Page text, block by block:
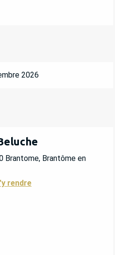
2026
Brantome, Brantôme en
rendre